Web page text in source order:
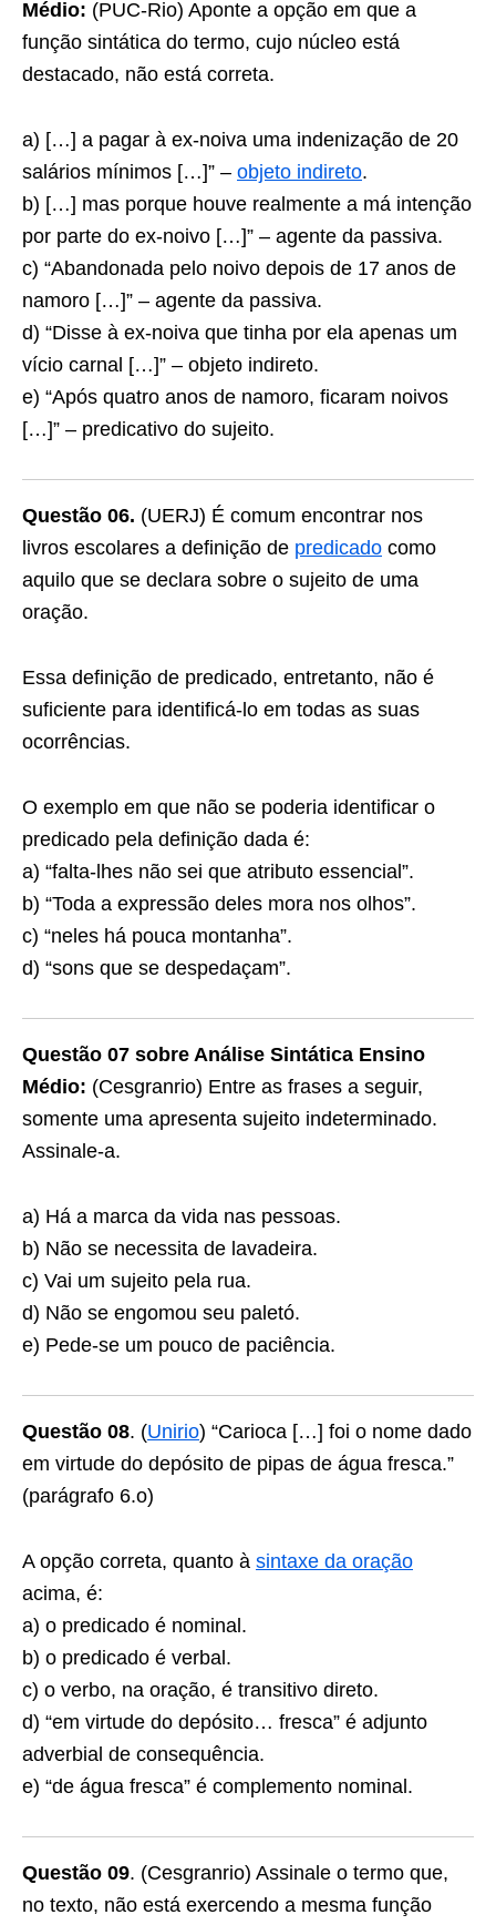
Médio: (PUC-Rio) Aponte a opção em que a
função sintática do termo, cujo núcleo está
destacado, não está correta.
a) […] a pagar à ex-noiva uma indenização de 20
salários mínimos […]” – objeto indireto.
b) […] mas porque houve realmente a má intenção
por parte do ex-noivo […]” – agente da passiva.
c) “Abandonada pelo noivo depois de 17 anos de
namoro […]” – agente da passiva.
d) “Disse à ex-noiva que tinha por ela apenas um
vício carnal […]” – objeto indireto.
e) “Após quatro anos de namoro, ficaram noivos
[…]” – predicativo do sujeito.
Questão 06. (UERJ) É comum encontrar nos
livros escolares a definição de predicado como
aquilo que se declara sobre o sujeito de uma
oração.
Essa definição de predicado, entretanto, não é
suficiente para identificá-lo em todas as suas
ocorrências.
O exemplo em que não se poderia identificar o
predicado pela definição dada é:
a) “falta-lhes não sei que atributo essencial”.
b) “Toda a expressão deles mora nos olhos”.
c) “neles há pouca montanha”.
d) “sons que se despedaçam”.
Questão 07 sobre Análise Sintática Ensino
Médio: (Cesgranrio) Entre as frases a seguir,
somente uma apresenta sujeito indeterminado.
Assinale-a.
a) Há a marca da vida nas pessoas.
b) Não se necessita de lavadeira.
c) Vai um sujeito pela rua.
d) Não se engomou seu paletó.
e) Pede-se um pouco de paciência.
Questão 08. (Unirio) “Carioca […] foi o nome dado
em virtude do depósito de pipas de água fresca.”
(parágrafo 6.o)
A opção correta, quanto à sintaxe da oração
acima, é:
a) o predicado é nominal.
b) o predicado é verbal.
c) o verbo, na oração, é transitivo direto.
d) “em virtude do depósito… fresca” é adjunto
adverbial de consequência.
e) “de água fresca” é complemento nominal.
Questão 09. (Cesgranrio) Assinale o termo que,
no texto, não está exercendo a mesma função